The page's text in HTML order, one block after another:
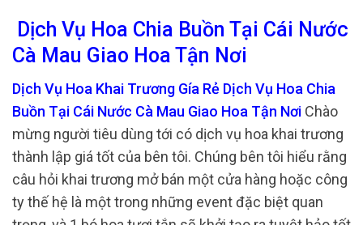
Dịch Vụ Hoa Chia Buồn Tại Cái Nước
Cà Mau Giao Hoa Tận Nơi
Dịch Vụ Hoa Khai Trương Gía Rẻ Dịch Vụ Hoa Chia
Buồn Tại Cái Nước Cà Mau Giao Hoa Tận Nơi Chào
mừng người tiêu dùng tới có dịch vụ hoa khai trương
thành lập giá tốt của bên tôi. Chúng bên tôi hiểu rằng
câu hỏi khai trương mở bán một cửa hàng hoặc công
ty thế hệ là một trong những event đặc biệt quan